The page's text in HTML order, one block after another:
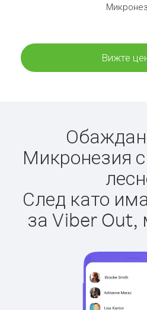
Вижте
Микронезия
След като
за Viber Out,